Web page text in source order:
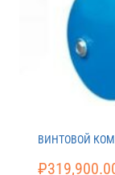
ВИНТОВОЙ
₽